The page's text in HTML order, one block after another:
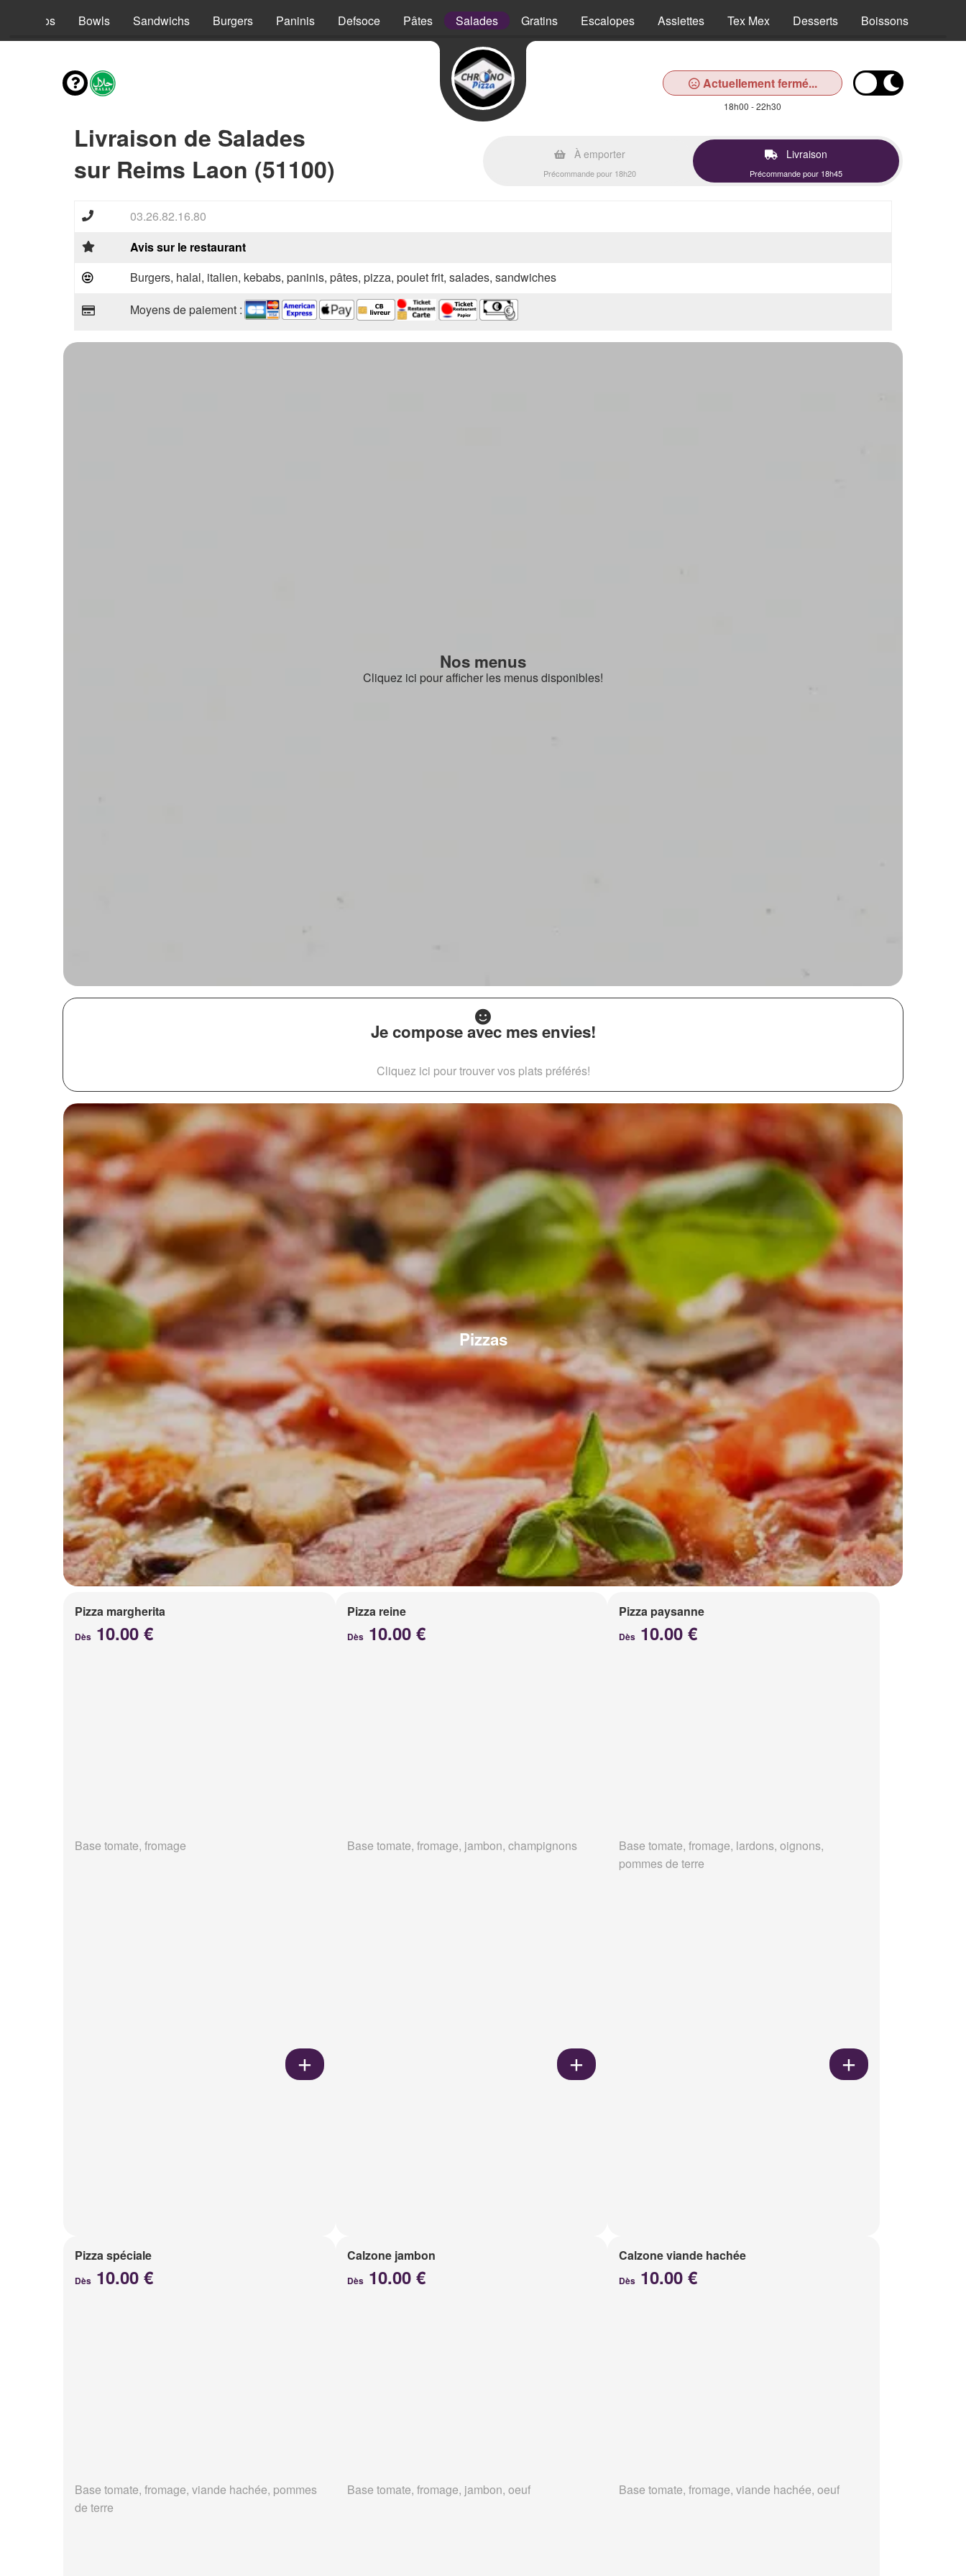
Tacos Bowls Sandwichs Burgers Paninis Defsoce Pâtes Salades Gratins Escalopes Assiettes Tex Mex Desserts Boissons
Actuellement fermé...
18h00 - 22h30
Livraison de Salades
sur Reims Laon (51100)
À emporter
Précommande pour 18h20
Livraison
Précommande pour 18h45
03.26.82.16.80
Avis sur le restaurant
Burgers, halal, italien, kebabs, paninis, pâtes, pizza, poulet frit, salades, sandwiches
Moyens de paiement :
Nos menus
Cliquez ici pour afficher les menus disponibles!
Je compose avec mes envies!
Cliquez ici pour trouver vos plats préférés!
Pizzas
Pizza margherita
Dès 10.00 €
Base tomate, fromage
Pizza reine
Dès10.00 €
Base tomate, fromage, jambon, champignons
Pizza paysanne
Dès 10.00 €
Base tomate, fromage, lardons, oignons,
pommes de terre
Pizza spéciale
Dès 10.00 €
Base tomate, fromage, viande hachée, pommes
de terre
Calzone jambon
Dès10.00 €
Base tomate, fromage, jambon, oeuf
Calzone viande hachée
Dès 10.00 €
Base tomate, fromage, viande hachée, oeuf